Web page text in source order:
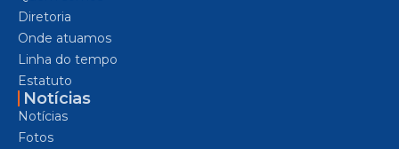
Diretoria
Onde atuamos
Linha do tempo
Estatuto
Notícias
Notícias
Fotos